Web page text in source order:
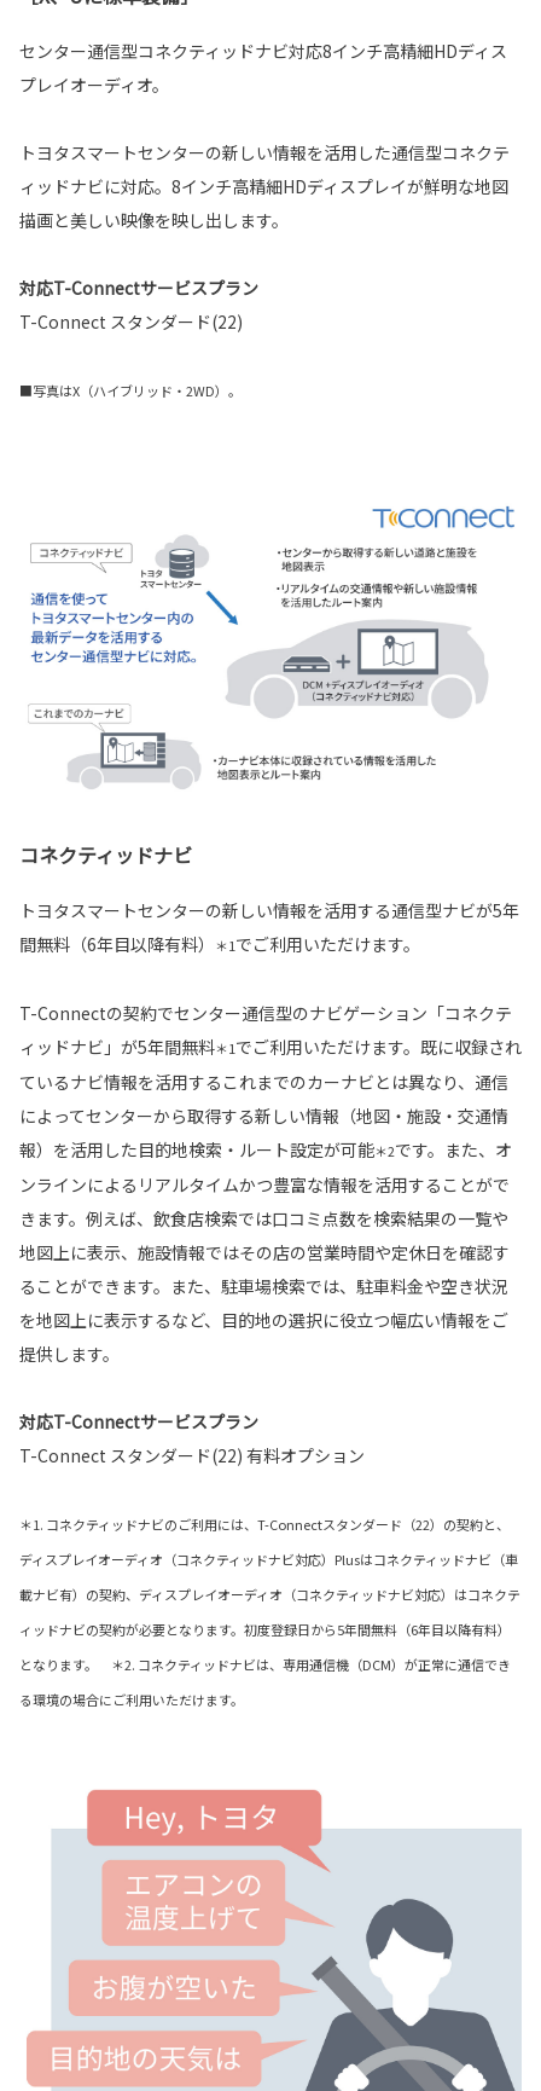
センター通信型コネクティッドナビ対応8インチ高精細HDディス
プレイオーディオ。
トヨタスマートセンターの新しい情報を活用した通信型コネクテ
ィッドナビに対応。8インチ高精細HDディスプレイが鮮明な地図
描画と美しい映像を映し出します。
対応T-Connectサービスプラン
T-Connect スタンダード(22)
■写真はX（ハイブリッド・2WD）。
コネクティッドナビ
トヨタスマートセンターの新しい情報を活用する通信型ナビが5年
間無料（6年目以降有料）
＊1でご利用いただけます。
T-Connectの契約でセンター通信型のナビゲーション「コネクテ
ィッドナビ」が5年間無料＊1でご利用いただけます。既に収録され
ているナビ情報を活用するこれまでのカーナビとは異なり、通信
によってセンターから取得する新しい情報（地図・施設・交通情
報）を活用した目的地検索・ルート設定が可能＊2です。また、オ
ンラインによるリアルタイムかつ豊富な情報を活用することがで
きます。例えば、飲食店検索では口コミ点数を検索結果の一覧や
地図上に表示、施設情報ではその店の営業時間や定休日を確認す
ることができます。また、駐車場検索では、駐車料金や空き状況
を地図上に表示するなど、目的地の選択に役立つ幅広い情報をご
提供します。
対応T-Connectサービスプラン
T-Connect スタンダード(22) 有料オプション
＊1. コネクティッドナビのご利用には、T-Connectスタンダード（22）の契約と、
ディスプレイオーディオ（コネクティッドナビ対応）Plusはコネクティッドナビ（車
載ナビ有）の契約、ディスプレイオーディオ（コネクティッドナビ対応）はコネクテ
ィッドナビの契約が必要となります。初度登録日から5年間無料（6年目以降有料）
となります。 ＊2. コネクティッドナビは、専用通信機（DCM）が正常に通信でき
る環境の場合にご利用いただけます。